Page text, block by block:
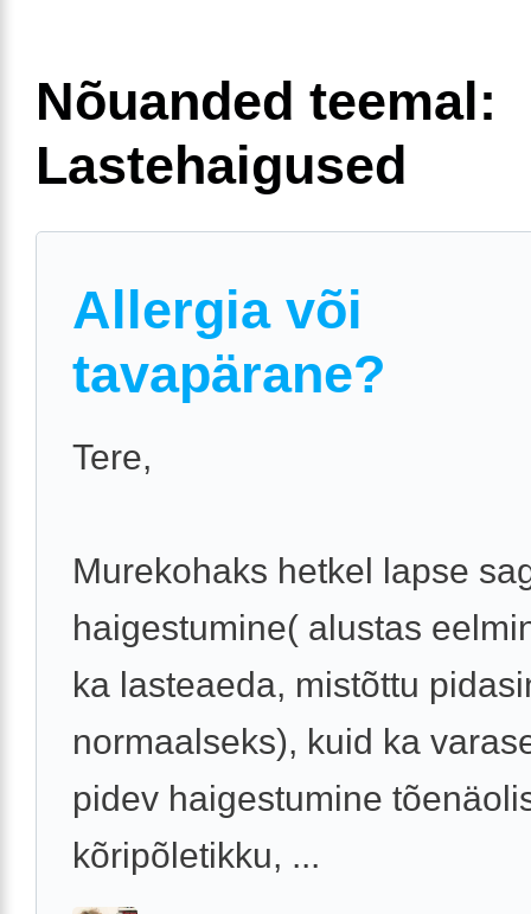
Nõuanded teemal:
Lastehaigused
Allergia või
tavapärane?
Tere,
Murekohaks hetkel lapse
haigestumine( alustas
ka lasteaeda, mistõttu
normaalseks), kuid ka
pidev haigestumine
kõripõletikku, ...